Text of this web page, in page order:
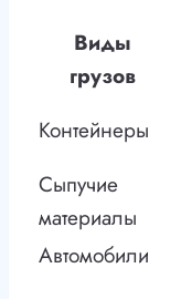
Виды
грузов
Контейнеры
Сыпучие
материалы
Автомобили